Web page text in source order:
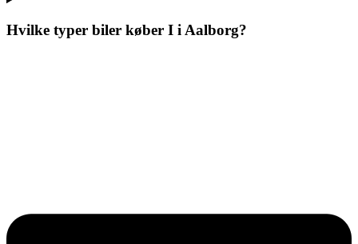
Hvilke typer biler køber I i Aalborg?